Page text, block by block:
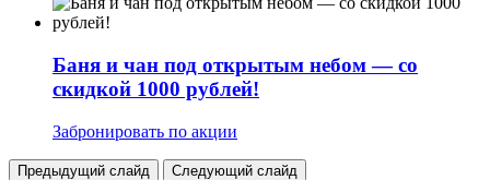
Баня и чан под открытым небом — со
скидкой 1000 рублей!
Забронировать по акции
Предыдущий слайд Следующий слайд